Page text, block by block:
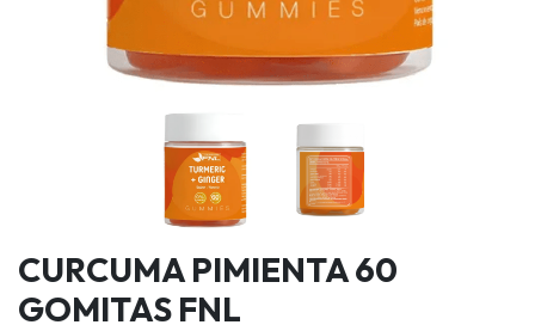
CURCUMA PIMIENTA 60
GOMITAS FNL